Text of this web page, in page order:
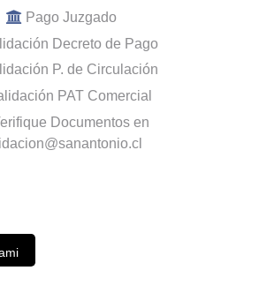
Pago Juzgado
Decreto de Pago
P. de Circulación
PAT Comercial
Documentos en